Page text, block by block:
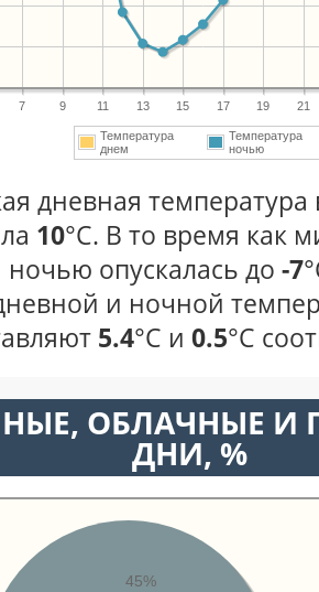
7 9 11 13 15 17 19 21
Температура
днем
Температура
ночью
дневная температура
10°С. В то время как
ночью опускалась до -7
и ночной
5.4°С и 0.5°С
ОБЛАЧНЫЕ И
ДНИ, %
45%